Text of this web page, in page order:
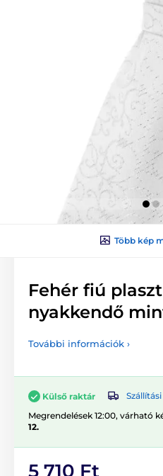
Több kép
Fehér fiú
nyakkendő
További információk ›
Külső raktár
Megrendelések 12:00, várható
12.
5 710 Ft